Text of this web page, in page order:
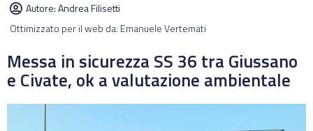
Autore:Andrea Filisetti
Ottimizzato per il web da: Emanuele Vertemati
Messa in sicurezza SS 36 tra Giussano
e Civate, ok a valutazione ambientale